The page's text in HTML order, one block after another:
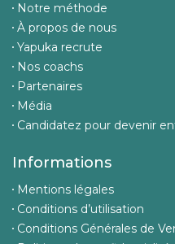
Notre méthode
À propos de nous
Yapuka recrute
Nos coachs
Partenaires
Média
Candidatez pour devenir
Informations
Mentions légales
Conditions d’utilisation
Conditions Générales de